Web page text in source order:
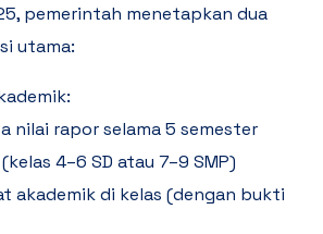
pemerintah menetapkan dua
utama:
nilai rapor selama 5 semester
4–6 SD atau 7–9 SMP)
akademik di kelas (dengan bukti